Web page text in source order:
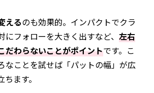
えるのも効果的。インパクトでクラ
にフォローを大きく出すなど、 左右
だわらないことがポイントです。こ
なことを試せば「パットの幅」が広
ます。